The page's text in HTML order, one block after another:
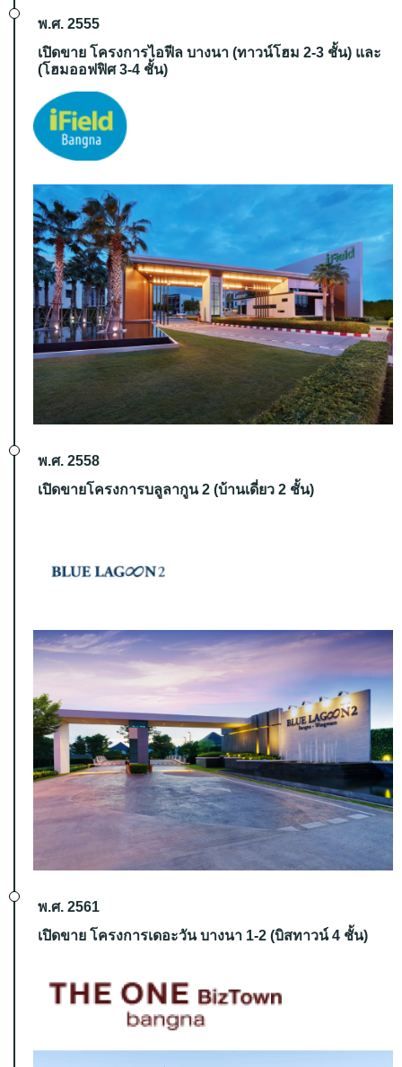
พ.ศ. 2555
เปิดขาย โครงการไอฟีล บางนา (ทาวน์โฮม 2-3 ชั้น) และ
(โฮมออฟฟิศ 3-4 ชั้น)
พ.ศ. 2558
เปิดขายโครงการบลูลากูน 2 (บ้านเดี่ยว 2 ชั้น)
พ.ศ. 2561
เปิดขาย โครงการเดอะวัน บางนา 1-2 (บิสทาวน์ 4 ชั้น)